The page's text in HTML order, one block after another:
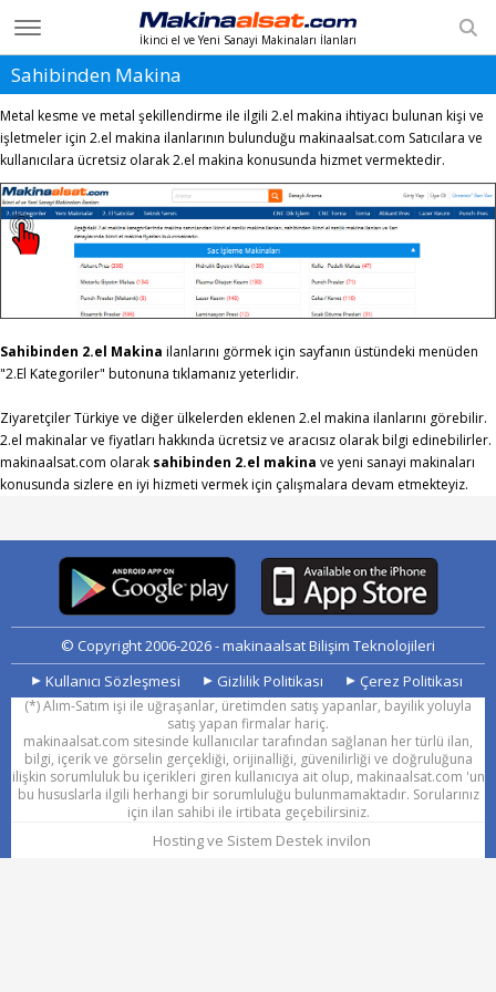
İkinci el ve Yeni Sanayi Makinaları İlanları
Anasayfa
Giriş Yap
Üye Ol
İlan Ekle
2. El Kategoriler
Yeni Makinalar
2. El Satıcılar
Teknik Servis
EN
Sahibinden Makina
Metal kesme ve metal şekillendirme ile ilgili 2.el makina ihtiyacı bulunan kişi ve
işletmeler için 2.el makina ilanlarının bulunduğu makinaalsat.com Satıcılara ve
kullanıcılara ücretsiz olarak 2.el makina konusunda hizmet vermektedir.
Sahibinden 2.el Makina ilanlarını görmek için sayfanın üstündeki menüden
"2.El Kategoriler" butonuna tıklamanız yeterlidir.
Ziyaretçiler Türkiye ve diğer ülkelerden eklenen 2.el makina ilanlarını görebilir.
2.el makinalar ve fiyatları hakkında ücretsiz ve aracısız olarak bilgi edinebilirler.
makinaalsat.com olarak sahibinden 2.el makina ve yeni sanayi makinaları
konusunda sizlere en iyi hizmeti vermek için çalışmalara devam etmekteyiz.
© Copyright 2006-2026- makinaalsat Bilişim Teknolojileri
Kullanıcı Sözleşmesi
Gizlilik Politikası Çerez Politikası
(*) Alım-Satım işi ile uğraşanlar, üretimden satış yapanlar, bayilik yoluyla
satış yapan firmalar hariç.
makinaalsat.com sitesinde kullanıcılar tarafından sağlanan her türlü ilan,
bilgi, içerik ve görselin gerçekliği, orijinalliği, güvenilirliği ve doğruluğuna
ilişkin sorumluluk bu içerikleri giren kullanıcıya ait olup, makinaalsat.com 'un
bu hususlarla ilgili herhangi bir sorumluluğu bulunmamaktadır. Sorularınız
için ilan sahibi ile irtibata geçebilirsiniz.
Hosting ve Sistem Destek invilon